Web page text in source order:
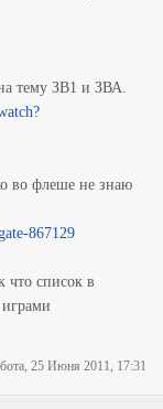
тему ЗВ1 и ЗВА.
во флеше не знаю
867129
что список в
25 Июня 2011, 17:31